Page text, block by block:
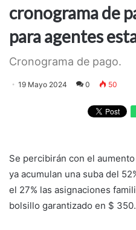
cronograma de
para agentes
Cronograma de pago.
19 Mayo 2024 0 50
Se percibirán con el
ya acumulan una suba del
el 27% las asignaciones
bolsillo garantizado en $